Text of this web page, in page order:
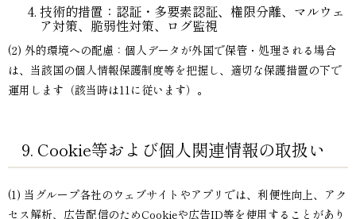
技術的措置：認証・多要素認証、権限分離、マルウェ
ア対策、脆弱性対策、ログ監視
(2) 外的環境への配慮：個人データが外国で保管・処理される場合
は、当該国の個人情報保護制度等を把握し、適切な保護措置の下で
運用します（該当時は11に従います）。
9. Cookie等および個人関連情報の取扱い
(1) 当グループ各社のウェブサイトやアプリでは、利便性向上、アク
セス解析、広告配信のためCookieや広告ID等を使用することがあり